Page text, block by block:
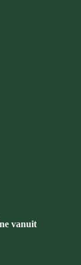
vanuit